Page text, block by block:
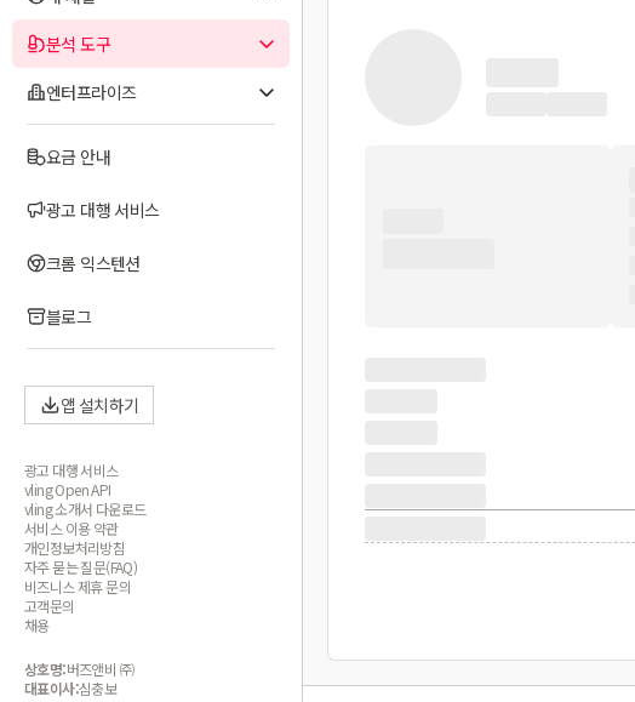
분석 도구
엔터프라이즈
요금 안내
광고 대행 서비스
크롬 익스텐션
블로그
앱 설치하기
광고 대행 서비스
vling Open API
vling 소개서 다운로드
서비스 이용 약관
개인정보처리방침
자주 묻는 질문(FAQ)
비즈니스 제휴 문의
고객문의
채용
상호명:버즈앤비 ㈜
대표이사:심충보